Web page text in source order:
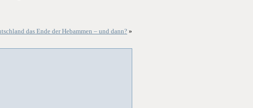
das Ende der Hebammen – und dann? »